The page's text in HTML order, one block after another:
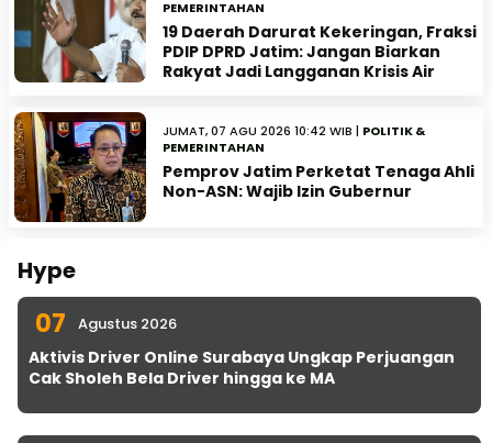
PEMERINTAHAN
19 Daerah Darurat Kekeringan, Fraksi
PDIP DPRD Jatim: Jangan Biarkan
Rakyat Jadi Langganan Krisis Air
JUMAT, 07 AGU 2026 10:42 WIB | POLITIK &
PEMERINTAHAN
Pemprov Jatim Perketat Tenaga Ahli
Non-ASN: Wajib Izin Gubernur
Hype
07 Agustus 2026
Aktivis Driver Online Surabaya Ungkap Perjuangan
Cak Sholeh Bela Driver hingga ke MA